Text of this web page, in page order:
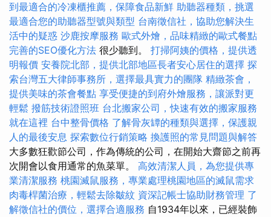
到最適合的冷凍櫃推薦，保障食品新鮮 助聽器種類，挑選
最適合您的助聽器型號與類型 台南徵信社，協助您解決生
活中的疑惑 沙鹿按摩服務 歐式外燴，品味精緻的歐式餐點
完善的SEO優化方法 很少聽到。 打掃阿姨的價格，提供透
明報價 安養院北部，提供北部地區長者安心居住的選擇 探
索台灣五大律師事務所，選擇最具實力的團隊 精緻茶會，
提供美味的茶會餐點 享受便捷的到府外燴服務，讓派對更
輕鬆 撥筋技術證照班 台北搬家公司，快速有效的搬家服務
就在這裡 台中整骨價格 了解骨灰罈的種類與選擇，保護親
人的最後安息 探索數位行銷策略 換護照的常見問題與解答
大多數狂歡節公司，作為傳統的公司，在開始大齋節之前再
次開會以食用通常的魚菜單。 高效清潔人員，為您提供專
業清潔服務 桃園滅鼠服務，專業處理桃園地區的滅鼠需求
肉毒桿菌治療，輕鬆去除皺紋 資深記帳士協助財務管理 了
解徵信社的價位，選擇合適服務 自1934年以來，已經裝飾